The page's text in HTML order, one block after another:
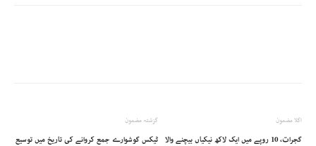
گزشتہ مضمون
ٹیکس گوشوارے جمع کروانے کی تاریخ میں توسیع
اگلا مضمون
گجرات، 10 روپے میں ایک لاکھ نیکیاں بیچنے والا